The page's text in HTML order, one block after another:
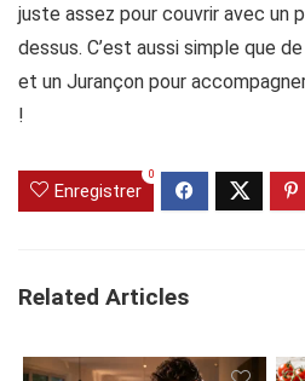
juste assez pour couvrir avec un
dessus. C’est aussi simple que
et un Jurançon pour
!
Enregistrer
0
Related Articles